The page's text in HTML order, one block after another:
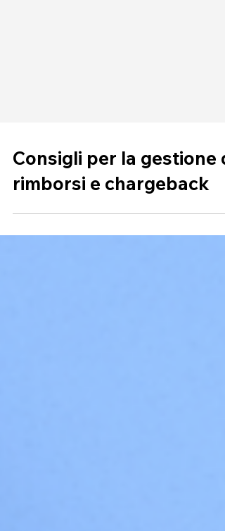
Consigli per la gestione di
rimborsi e chargeback